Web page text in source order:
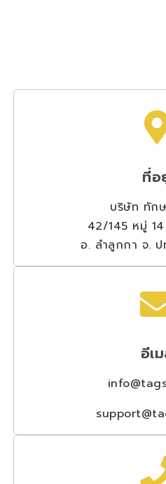
ที่อ
บริษัท ทัก
42/145 หมู่
อ. ลำลูกกา จ. ป
อีเ